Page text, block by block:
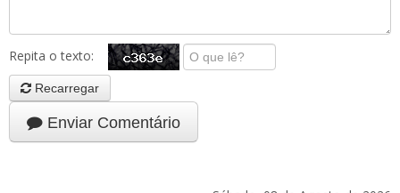
Repita o texto:
Recarregar
Enviar Comentário